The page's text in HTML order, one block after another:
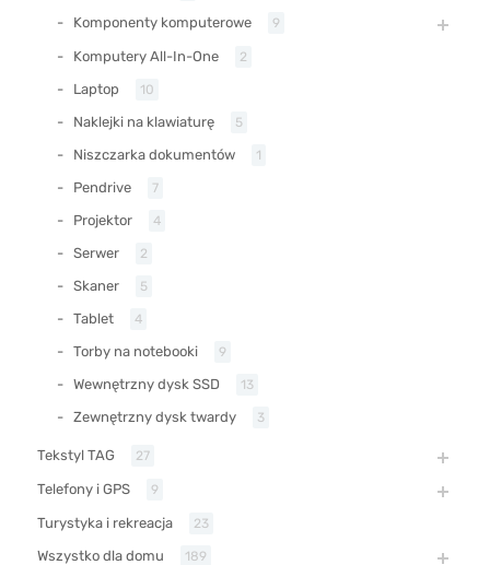
Komponenty komputerowe 9
Komputery All-In-One 2
Laptop 10
Naklejki na klawiaturę 5
Niszczarka dokumentów 1
Pendrive 7
Projektor 4
Serwer 2
Skaner 5
Tablet 4
Torby na notebooki 9
Wewnętrzny dysk SSD 13
Zewnętrzny dysk twardy 3
Tekstyl TAG 27
Telefony i GPS 9
Turystyka i rekreacja 23
Wszystko dla domu 189